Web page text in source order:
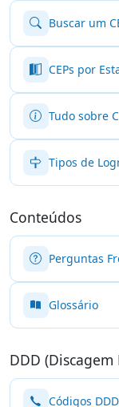
Buscar um
CEPs por
Tudo sobre
Tipos de
Conteúdos
Perguntas
Glossário
DDD
Códigos